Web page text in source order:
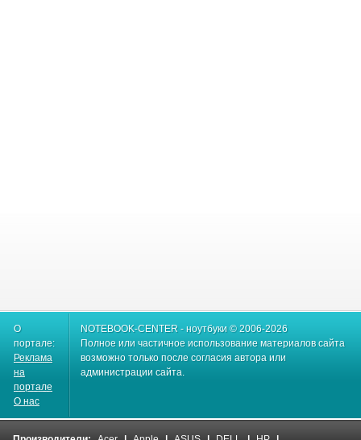
О
портале:
Реклама
на
портале
О нас
NOTEBOOK-CENTER - ноутбуки © 2006-2026
Полное или частичное использование материалов сайта
возможно только после согласия автора или
администрации сайта.